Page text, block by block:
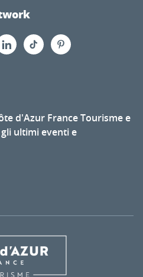
d'Azur France Tourisme e
ultimi eventi e